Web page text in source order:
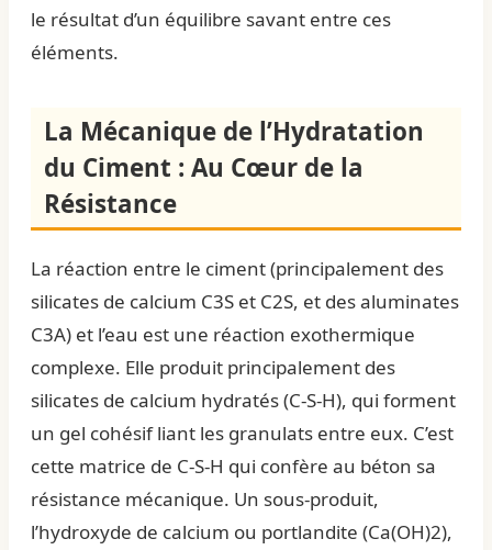
le résultat d’un équilibre savant entre ces
éléments.
La Mécanique de l’Hydratation
du Ciment : Au Cœur de la
Résistance
La réaction entre le ciment (principalement des
silicates de calcium C3S et C2S, et des aluminates
C3A) et l’eau est une réaction exothermique
complexe. Elle produit principalement des
silicates de calcium hydratés (C-S-H), qui forment
un gel cohésif liant les granulats entre eux. C’est
cette matrice de C-S-H qui confère au béton sa
résistance mécanique. Un sous-produit,
l’hydroxyde de calcium ou portlandite (Ca(OH)2),